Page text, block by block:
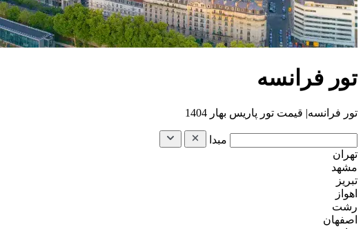
تور فرانسه
تور فرانسه| قیمت تور پاریس بهار 1404
مبدا
تهران
مشهد
تبریز
اهواز
رشت
اصفهان